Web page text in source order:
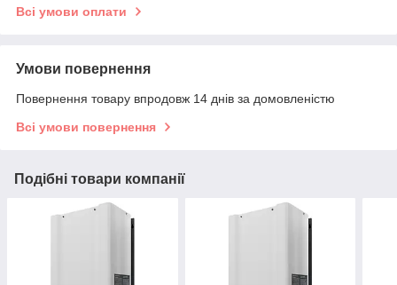
Всі умови оплати
Умови повернення
Повернення товару впродовж 14 днів за домовленістю
Всі умови повернення
Подібні товари компанії